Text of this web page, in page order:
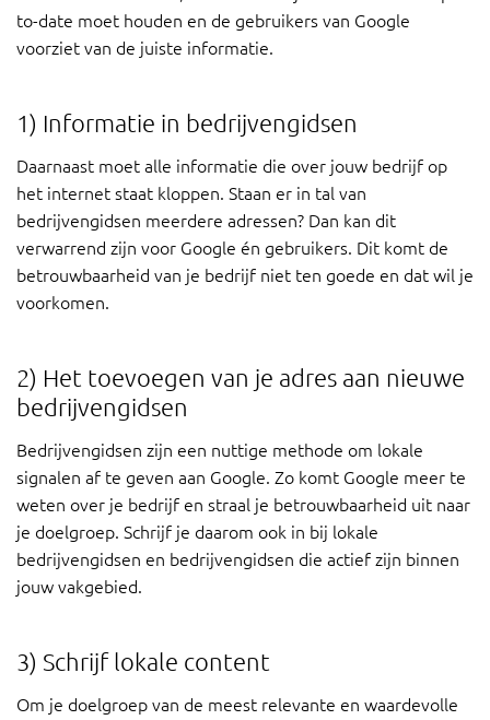
to-date moet houden en de gebruikers van Google
voorziet van de juiste informatie.
1) Informatie in bedrijvengidsen
Daarnaast moet alle informatie die over jouw bedrijf op
het internet staat kloppen. Staan er in tal van
bedrijvengidsen meerdere adressen? Dan kan dit
verwarrend zijn voor Google én gebruikers. Dit komt de
betrouwbaarheid van je bedrijf niet ten goede en dat wil je
voorkomen.
2) Het toevoegen van je adres aan nieuwe
bedrijvengidsen
Bedrijvengidsen zijn een nuttige methode om lokale
signalen af te geven aan Google. Zo komt Google meer te
weten over je bedrijf en straal je betrouwbaarheid uit naar
je doelgroep. Schrijf je daarom ook in bij lokale
bedrijvengidsen en bedrijvengidsen die actief zijn binnen
jouw vakgebied.
3) Schrijf lokale content
Om je doelgroep van de meest relevante en waardevolle